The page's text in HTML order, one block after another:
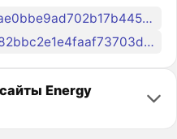
0x9048c33c7bae0bbe9ad702b17b4453a83900d154
0xbc0ae82bbc2e1e4faaf73703db30df1eb0dcdd32
Energy